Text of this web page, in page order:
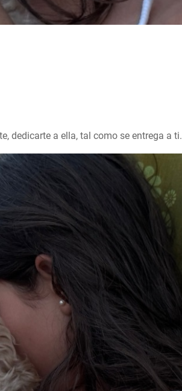
dedicarte a ella, tal como se entrega a ti.